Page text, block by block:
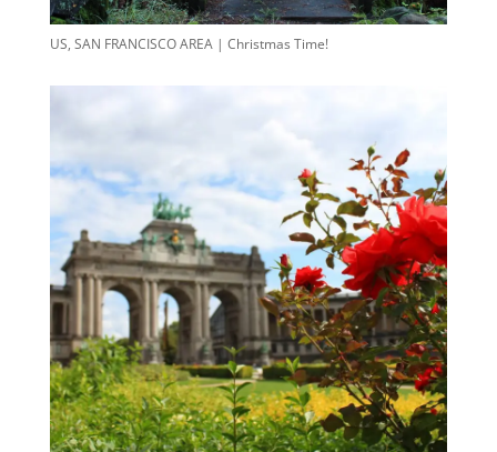
US, SAN FRANCISCO AREA | Christmas Time!